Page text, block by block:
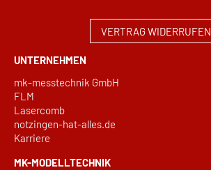
VERTRAG WIDERRUFEN
UNTERNEHMEN
mk-messtechnik GmbH
FLM
Lasercomb
notzingen-hat-alles.de
Karriere
MK-MODELLTECHNIK